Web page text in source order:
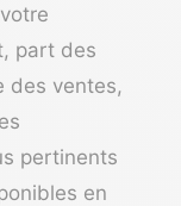
part des
des ventes,
pertinents
en